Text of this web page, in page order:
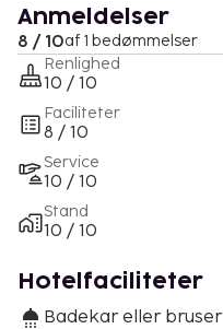
Anmeldelser
8 / 10af 1 bedømmelser
Renlighed
10 / 10
Faciliteter
8 / 10
Service
10 / 10
Stand
10 / 10
Hotelfaciliteter
Badekar eller bruser